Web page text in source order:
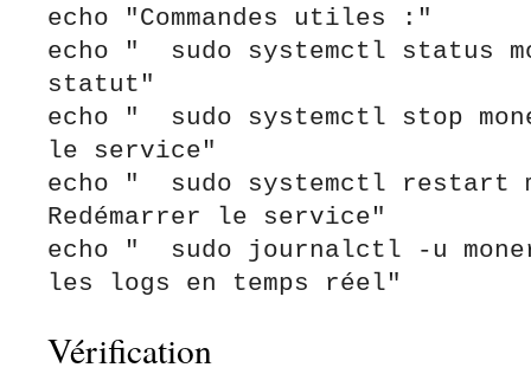
echo "Commandes utiles :"
echo "  sudo systemctl status
statut"
echo "  sudo systemctl stop
le service"
echo "  sudo systemctl restart
Redémarrer le service"
echo "  sudo journalctl -u
Vérification